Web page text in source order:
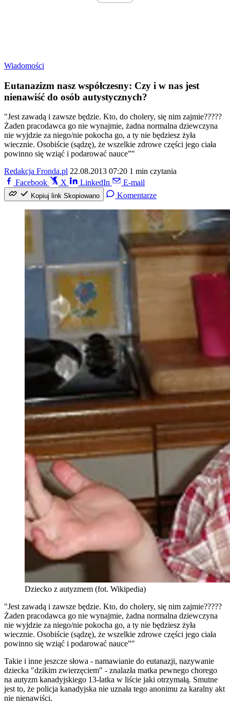
Wiadomości
Eutanazizm nasz współczesny: Czy i w nas jest
nienawiść do osób autystycznych?
"Jest zawadą i zawsze będzie. Kto, do cholery, się nim zajmie?????
Żaden pracodawca go nie wynajmie, żadna normalna dziewczyna
nie wyjdzie za niego/nie pokocha go, a ty nie będziesz żyła
wiecznie. Osobiście (sądzę), że wszelkie zdrowe części jego ciała
powinno się wziąć i podarować nauce”"
Redakcja Fronda.pl 22.08.2013 07:20 1 min czytania
Facebook
X LinkedIn E-mail
Kopiuj link Skopiowano Komentarze
Dziecko z autyzmem (fot. Wikipedia)
"Jest zawadą i zawsze będzie. Kto, do cholery, się nim zajmie?????
Żaden pracodawca go nie wynajmie, żadna normalna dziewczyna
nie wyjdzie za niego/nie pokocha go, a ty nie będziesz żyła
wiecznie. Osobiście (sądzę), że wszelkie zdrowe części jego ciała
powinno się wziąć i podarować nauce”"
Takie i inne jeszcze słowa - namawianie do eutanazji, nazywanie
dziecka "dzikim zwierzęciem" - znalazła matka pewnego chorego
na autyzm kanadyjskiego 13-latka w liście jaki otrzymałą. Smutne
jest to, że policja kanadyjska nie uznała tego anonimu za karalny akt
nie nienawiści.